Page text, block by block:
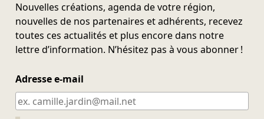
Nouvelles créations, agenda de votre région,
nouvelles de nos partenaires et adhérents, recevez
toutes ces actualités et plus encore dans notre
lettre d’information. N’hésitez pas à vous abonner !
Adresse e-mail